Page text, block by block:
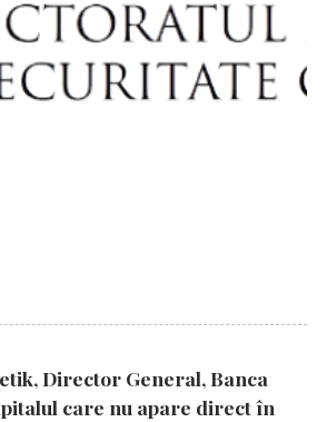
Director General, Banca
care nu apare direct în